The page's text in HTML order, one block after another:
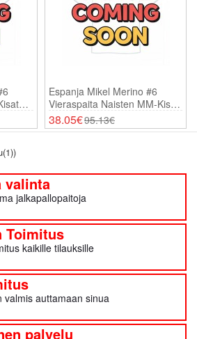
Espanja Mikel Merino #6
Vieraspaita Naisten MM-Kisat
2026 Lyhythihainen
38.05€95.13€
valinta
jalkapallopaitoja
Toimitus
kaikille tilauksille
valmis auttamaan sinua
palvelu